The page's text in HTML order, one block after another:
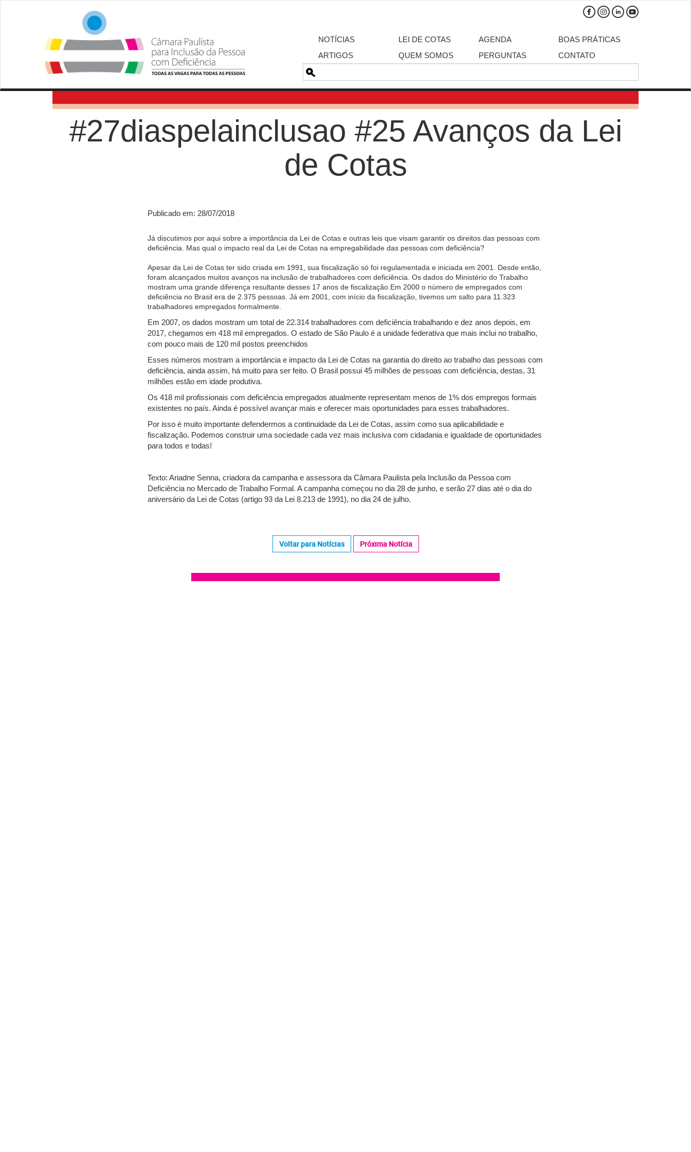
NOTÍCIAS LEI DE COTAS AGENDA
BOAS PRÁTICAS
ARTIGOS
QUEM SOMOS PERGUNTAS CONTATO
Pesquisa
#27diaspelainclusao #25 Avanços da Lei
de Cotas
Publicado em: 28/07/2018
Já discutimos por aqui sobre a importância da Lei de Cotas e outras leis que visam garantir os direitos das pessoas com
deficiência. Mas qual o impacto real da Lei de Cotas na empregabilidade das pessoas com deficiência?
Apesar da Lei de Cotas ter sido criada em 1991, sua fiscalização só foi regulamentada e iniciada em 2001. Desde então,
foram alcançados muitos avanços na inclusão de trabalhadores com deficiência. Os dados do Ministério do Trabalho
mostram uma grande diferença resultante desses 17 anos de fiscalização. Em 2000 o número de empregados com
deficiência no Brasil era de 2.375 pessoas. Já em 2001, com início da fiscalização, tivemos um salto para 11.323
trabalhadores empregados formalmente.
Em 2007, os dados mostram um total de 22.314 trabalhadores com deficiência trabalhando e dez anos depois, em
2017, chegamos em 418 mil empregados. O estado de São Paulo é a unidade federativa que mais inclui no trabalho,
com pouco mais de 120 mil postos preenchidos
Esses números mostram a importância e impacto da Lei de Cotas na garantia do direito ao trabalho das pessoas com
deficiência, ainda assim, há muito para ser feito. O Brasil possui 45 milhões de pessoas com deficiência, destas, 31
milhões estão em idade produtiva.
Os 418 mil profissionais com deficiência empregados atualmente representam menos de 1% dos empregos formais
existentes no país. Ainda é possível avançar mais e oferecer mais oportunidades para esses trabalhadores.
Por isso é muito importante defendermos a continuidade da Lei de Cotas, assim como sua aplicabilidade e
fiscalização. Podemos construir uma sociedade cada vez mais inclusiva com cidadania e igualdade de oportunidades
para todos e todas!
Texto: Ariadne Senna, criadora da campanha e assessora da Câmara Paulista pela Inclusão da Pessoa com
Deficiência no Mercado de Trabalho Formal. A campanha começou no dia 28 de junho, e serão 27 dias até o dia do
aniversário da Lei de Cotas (artigo 93 da Lei 8.213 de 1991), no dia 24 de julho.
Voltar para Notícias Próxima Notícia